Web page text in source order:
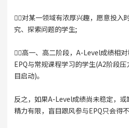
👉🏻对某一领域有浓厚兴趣，愿意投
究、探索问题的学生;
👉🏻高一、高二阶段，A-Level成绩相
EPQ与常规课程学习的学生(A2阶段
目启动)。
反之，如果A-Level成绩尚未稳定，
精力有限，盲目跟风参与EPQ只会得不